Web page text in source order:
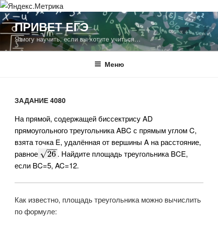
Перейти
содержимому
ПРИВЕТ ЕГЭ
Я могу научить, если вы хотите учиться…
Меню
ЗАДАНИЕ 4080
На прямой, содержащей биссектрису AD
прямоугольного треугольника ABC с прямым углом C,
взята точка E, удалённая от вершины A на расстояние,
равное​
26
−−
√
​​​. Найдите площадь треугольника BCE,
если BC=5, AC=12.
Как известно, площадь треугольника можно вычислить
по формуле: